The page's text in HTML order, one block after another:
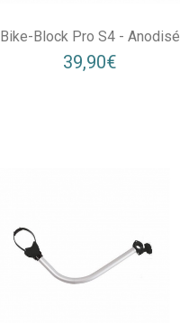
Bike-Block Pro S4 - Anodisé
39,90€